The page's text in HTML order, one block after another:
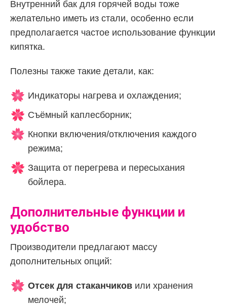
Внутренний бак для горячей воды тоже
желательно иметь из стали, особенно если
предполагается частое использование функции
кипятка.
Полезны также такие детали, как:
Индикаторы нагрева и охлаждения;
Съёмный каплесборник;
Кнопки включения/отключения каждого
режима;
Защита от перегрева и пересыхания
бойлера.
Дополнительные функции и
удобство
Производители предлагают массу
дополнительных опций:
Отсек для стаканчиков или хранения
мелочей;